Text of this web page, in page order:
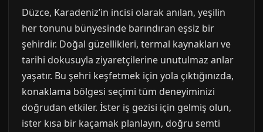
Düzce, Karadeniz’in incisi olarak anılan, yeşilin
her tonunu bünyesinde barındıran eşsiz bir
şehirdir. Doğal güzellikleri, termal kaynakları ve
tarihi dokusuyla ziyaretçilerine unutulmaz anlar
yaşatır. Bu şehri keşfetmek için yola çıktığınızda,
konaklama bölgesi seçimi tüm deneyiminizi
doğrudan etkiler. İster iş gezisi için gelmiş olun,
ister kısa bir kaçamak planlayın, doğru semti